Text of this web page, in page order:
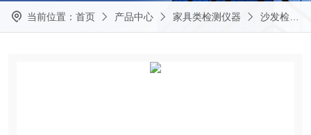
当前位置： 首页 产品中心 家具类检测仪器 沙发检测仪器